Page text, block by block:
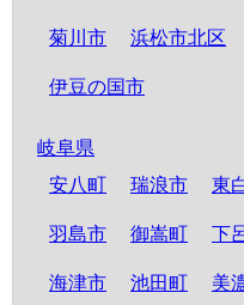
菊川市 浜松市北区
伊豆の国市
岐阜県
安八町
瑞浪市 東
羽島市 御嵩町 下
海津市 池田町 美